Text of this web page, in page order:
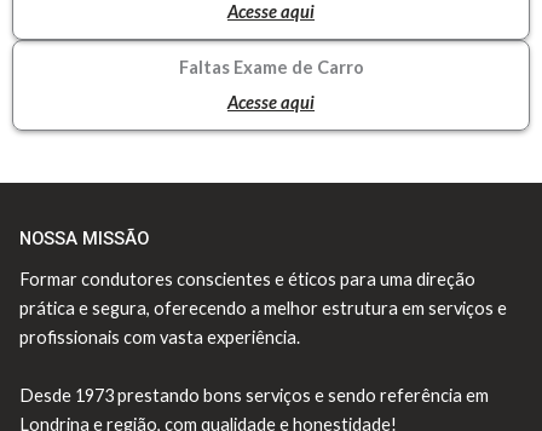
Acesse aqui
Faltas Exame de Carro
Acesse aqui
NOSSA MISSÃO
Formar condutores conscientes e éticos para uma direção
prática e segura, oferecendo a melhor estrutura em serviços e
profissionais com vasta experiência.
Desde 1973 prestando bons serviços e sendo referência em
Londrina e região, com qualidade e honestidade!